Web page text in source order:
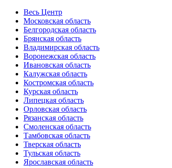
Весь Центр
Московская область
Белгородская область
Брянская область
Владимирская область
Воронежская область
Ивановская область
Калужская область
Костромская область
Курская область
Липецкая область
Орловская область
Рязанская область
Смоленская область
Тамбовская область
Тверская область
Тульская область
Ярославская область